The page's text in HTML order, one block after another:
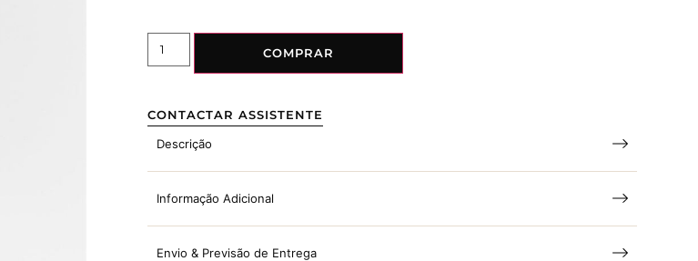
COMPRAR
CONTACTAR ASSISTENTE
Descrição
Informação Adicional
Envio & Previsão de Entrega